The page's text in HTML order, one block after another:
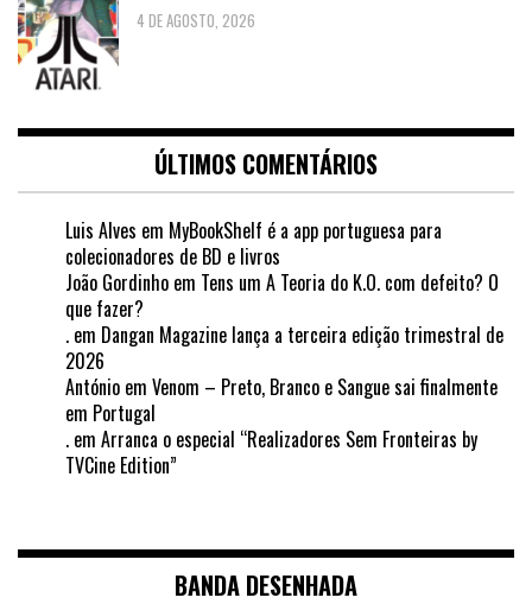
4 DE AGOSTO, 2026
ÚLTIMOS COMENTÁRIOS
Luis Alves em MyBookShelf é a app portuguesa para
colecionadores de BD e livros
João Gordinho em Tens um A Teoria do K.O. com defeito? O
que fazer?
. em Dangan Magazine lança a terceira edição trimestral de
2026
António em Venom – Preto, Branco e Sangue sai finalmente
em Portugal
. em Arranca o especial “Realizadores Sem Fronteiras by
TVCine Edition”
BANDA DESENHADA